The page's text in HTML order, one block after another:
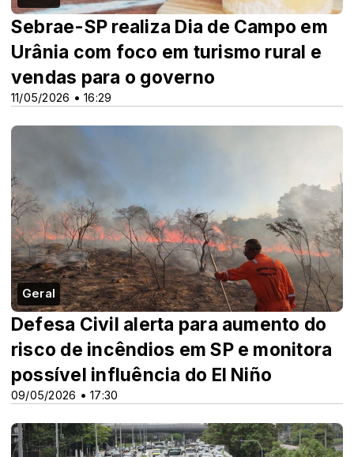
11/05/2026 • 16:29
Sebrae-SP realiza Dia de Campo em
Urânia com foco em turismo rural e
vendas para o governo
Geral
09/05/2026 • 17:30
Defesa Civil alerta para aumento do
risco de incêndios em SP e monitora
possível influência do El Niño